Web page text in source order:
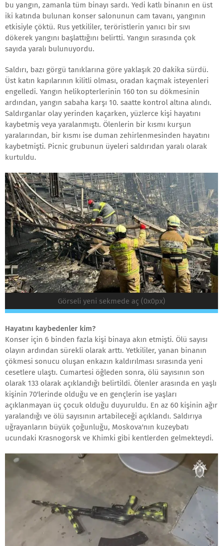
bu yangın, zamanla tüm binayı sardı. Yedi katlı binanın en üst
iki katında bulunan konser salonunun cam tavanı, yangının
etkisiyle çöktü. Rus yetkililer, teröristlerin yanıcı bir sıvı
dökerek yangını başlattığını belirtti. Yangın sırasında çok
sayıda yaralı bulunuyordu.
Saldırı, bazı görgü tanıklarına göre yaklaşık 20 dakika sürdü.
Üst katın kapılarının kilitli olması, oradan kaçmak isteyenleri
engelledi. Yangın helikopterlerinin 160 ton su dökmesinin
ardından, yangın sabaha karşı 10. saatte kontrol altına alındı.
Saldırganlar olay yerinden kaçarken, yüzlerce kişi hayatını
kaybetmiş veya yaralanmıştı. Ölenlerin bir kısmı kurşun
yaralarından, bir kısmı ise duman zehirlenmesinden hayatını
kaybetmişti. Picnic grubunun üyeleri saldırıdan yaralı olarak
kurtuldu.
Görseli yeni sekmede aç (0x0px)
Hayatını kaybedenler kim?
Konser için 6 binden fazla kişi binaya akın etmişti. Ölü sayısı
olayın ardından sürekli olarak arttı. Yetkililer, yanan binanın
çökmesi sonucu oluşan enkazın kaldırılması sırasında yeni
cesetlere ulaştı. Cumartesi öğleden sonra, ölü sayısının son
olarak 133 olarak açıklandığı belirtildi. Ölenler arasında en yaşlı
kişinin 70'lerinde olduğu ve en gençlerin ise yaşları
açıklanmayan üç çocuk olduğu duyuruldu. En az 60 kişinin ağır
yaralandığı ve ölü sayısının artabileceği açıklandı. Saldırıya
uğrayanların büyük çoğunluğu, Moskova'nın kuzeybatı
ucundaki Krasnogorsk ve Khimki gibi kentlerden gelmekteydi.